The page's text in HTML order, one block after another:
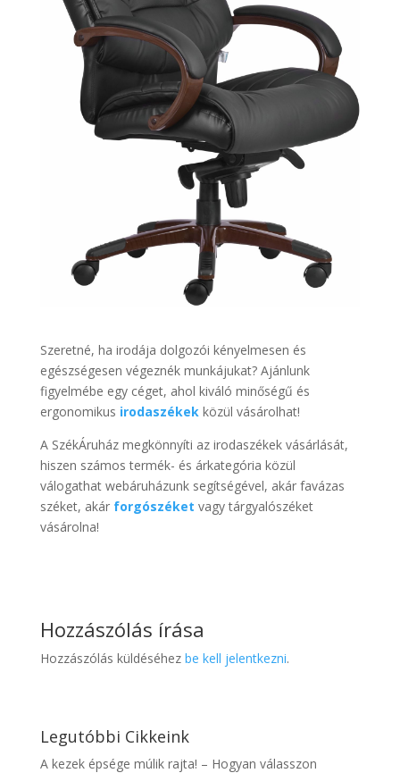
Szeretné, ha irodája dolgozói kényelmesen és
egészségesen végeznék munkájukat? Ajánlunk
figyelmébe egy céget, ahol kiváló minőségű és
ergonomikus irodaszékek közül vásárolhat!
A SzékÁruház megkönnyíti az irodaszékek vásárlását,
hiszen számos termék- és árkategória közül
válogathat webáruházunk segítségével, akár favázas
széket, akár forgószéket vagy tárgyalószéket
vásárolna!
Hozzászólás írása
Hozzászólás küldéséhez be kell jelentkezni.
Legutóbbi Cikkeink
A kezek épsége múlik rajta! – Hogyan válasszon